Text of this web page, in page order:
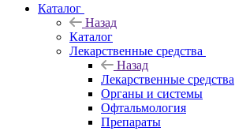
Каталог
Назад
Каталог
Лекарственные средства
Назад
Лекарственные средства
Органы и системы
Офтальмология
Препараты